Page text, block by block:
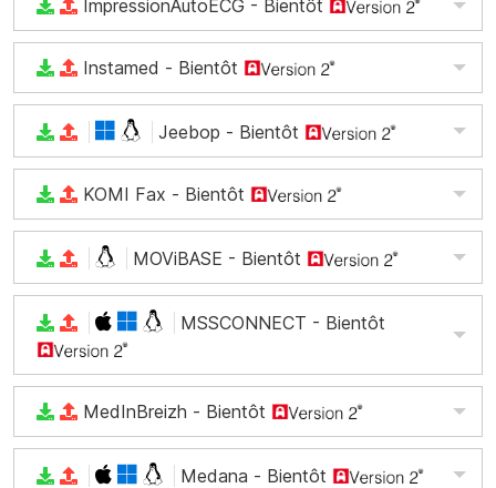
ImpressionAutoECG - Bientôt
Instamed - Bientôt
Jeebop - Bientôt
KOMI Fax - Bientôt
MOViBASE - Bientôt
MSSCONNECT - Bientôt
MedInBreizh - Bientôt
Medana - Bientôt